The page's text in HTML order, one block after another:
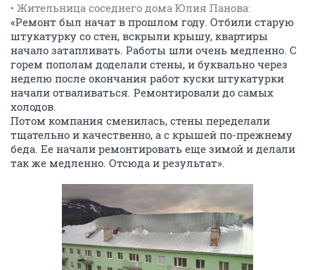
• Жительница соседнего дома Юлия Панова:
«Ремонт был начат в прошлом году. Отбили старую
штукатурку со стен, вскрыли крышу, квартиры
начало затапливать. Работы шли очень медленно. С
горем пополам доделали стены, и буквально через
неделю после окончания работ куски штукатурки
начали отваливаться. Ремонтировали до самых
холодов.
Потом компания сменилась, стены переделали
тщательно и качественно, а с крышей по-прежнему
беда. Ее начали ремонтировать еще зимой и делали
так же медленно. Отсюда и результат».